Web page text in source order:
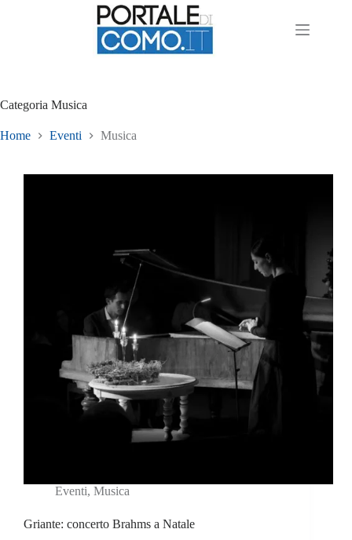
Categoria Musica
Home Eventi Musica
Eventi, Musica
Griante: concerto Brahms a Natale